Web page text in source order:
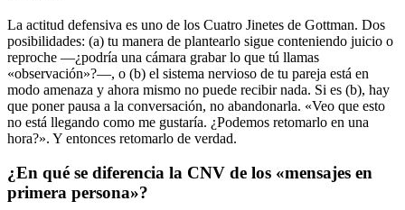
La actitud defensiva es uno de los Cuatro Jinetes de Gottman. Dos
posibilidades: (a) tu manera de plantearlo sigue conteniendo juicio o
reproche —¿podría una cámara grabar lo que tú llamas
«observación»?—, o (b) el sistema nervioso de tu pareja está en
modo amenaza y ahora mismo no puede recibir nada. Si es (b), hay
que poner pausa a la conversación, no abandonarla. «Veo que esto
no está llegando como me gustaría. ¿Podemos retomarlo en una
hora?». Y entonces retomarlo de verdad.
¿En qué se diferencia la CNV de los «mensajes en
primera persona»?